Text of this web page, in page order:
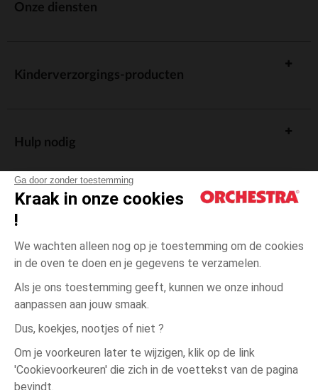
Ga door zonder toestemming
Kraak in onze cookies
!
We wachten alleen nog op je toestemming om de cookies
in de oven te doen en je gegevens te verzamelen.
Als je ons toestemming geeft, kunnen we onze inhoud
aanpassen aan jouw smaak.
Dus, koekjes, nootjes of niet ?
Om je voorkeuren later te wijzigen, klik op de link
'Cookievoorkeuren' die zich in de voettekst van de pagina
bevindt.
Roze Roze
één
Onze diensten
Kinderverzorgings-producten
Hulp nodig
Algemene verkoopsvoorwaarden
Wettelijke bepalingen
Persoonsgegevens